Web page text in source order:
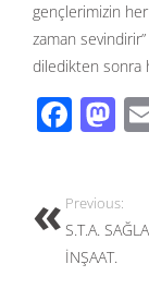
gençlerimizin her
zaman
diledikten sonra
F
b
o
M
d
o
Previous:
S.T.A.
İNŞAAT.